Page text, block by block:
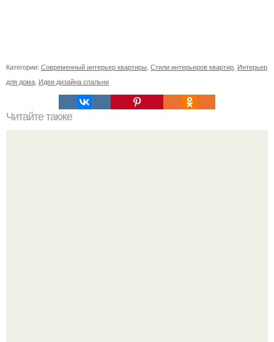
Категории: Современный интерьер квартиры Стили интерьеров квартир Интерьер
для дома Идеи дизайна спальни
Читайте также